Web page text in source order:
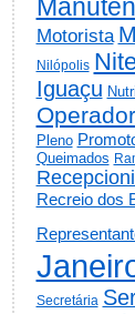
Motorista
Nilópolis
Iguaçu
Operador
Pleno
Queimados
Recreio dos
Secretária